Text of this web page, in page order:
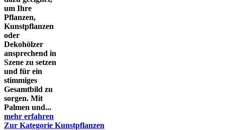
um Ihre
Pflanzen,
Kunstpflanzen
oder
Dekohölzer
ansprechend in
Szene zu setzen
und für ein
stimmiges
Gesamtbild zu
sorgen. Mit
Palmen und...
mehr erfahren
Zur Kategorie Kunstpflanzen